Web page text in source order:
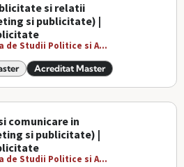
si relatii
si publicitate) |
de Studii Politice si A...
Acreditat Master
comunicare in
si publicitate) |
de Studii Politice si A...